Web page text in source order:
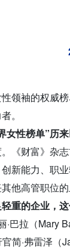
领袖的权威
。
女性榜单”历
《财富》杂
新能力、职
他高管职位
重的企业，
·巴拉（
官简·弗雷泽